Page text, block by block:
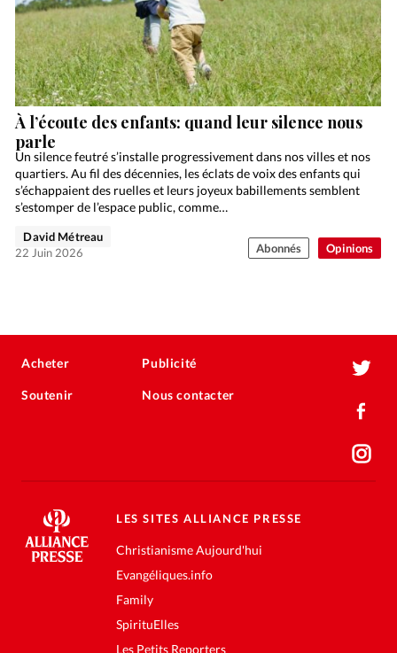
Opinions
À l’écoute des enfants: quand leur silence nous
parle
Un silence feutré s’installe progressivement dans nos villes et nos
quartiers. Au fil des décennies, les éclats de voix des enfants qui
s’échappaient des ruelles et leurs joyeux babillements semblent
s’estomper de l’espace public, comme…
David Métreau
22 Juin 2026
Abonnés
Acheter
Soutenir
Publicité
Nous contacter
LES SITES ALLIANCE PRESSE
Christianisme Aujourd'hui
Evangéliques.info
Family
SpirituElles
Les Petits Reporters